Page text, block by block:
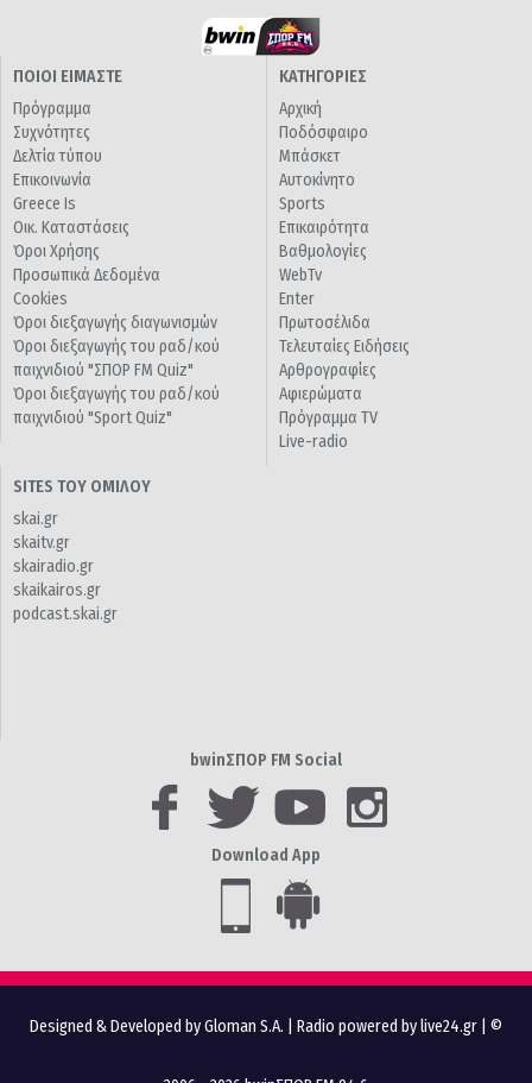
ΠΟΙΟΙ ΕΙΜΑΣΤΕ
Πρόγραμμα
Συχνότητες
Δελτία τύπου
Επικοινωνία
Greece Is
Οικ. Καταστάσεις
Όροι Χρήσης
Προσωπικά Δεδομένα
Cookies
Όροι διεξαγωγής διαγωνισμών
Όροι διεξαγωγής του ραδ/κού
παιχνιδιού "ΣΠΟΡ FM Quiz"
Όροι διεξαγωγής του ραδ/κού
παιχνιδιού "Sport Quiz"
ΚΑΤΗΓΟΡΙΕΣ
Αρχική
Ποδόσφαιρο
Μπάσκετ
Αυτοκίνητο
Sports
Επικαιρότητα
Βαθμολογίες
WebTv
Enter
Πρωτοσέλιδα
Τελευταίες Ειδήσεις
Αρθρογραφίες
Αφιερώματα
Πρόγραμμα TV
Live-radio
SITES ΤΟΥ ΟΜΙΛΟΥ
skai.gr
skaitv.gr
skairadio.gr
skaikairos.gr
podcast.skai.gr
bwinΣΠΟΡ FM Social
Download App
Designed & Developed by Gloman S.A. Radio powered by live24.gr | ©